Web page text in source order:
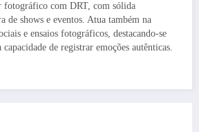
fotográfico com DRT, com sólida
de shows e eventos. Atua também na
e ensaios fotográficos, destacando-se
de registrar emoções autênticas.